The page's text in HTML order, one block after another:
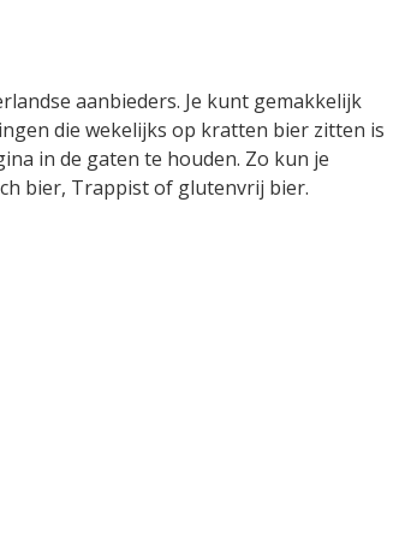
aanbieders. Je kunt gemakkelijk
die wekelijks op kratten bier zitten is
in de gaten te houden. Zo kun je
bier, Trappist of glutenvrij bier.